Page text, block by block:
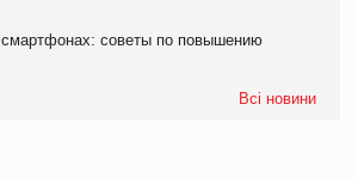
советы по повышению
Всі новини